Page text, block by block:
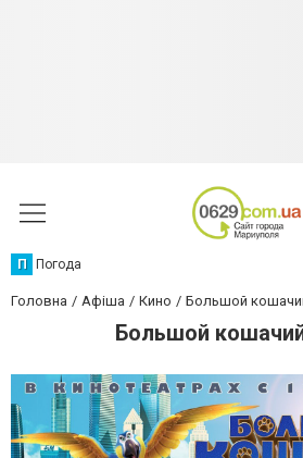
П Погода
Головна Афіша Кино Большой
Большой